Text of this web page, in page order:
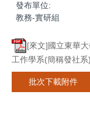
發布單位:
教務-實研組
[來文]國立東華
工作學系(簡稱發社
批次下載附件